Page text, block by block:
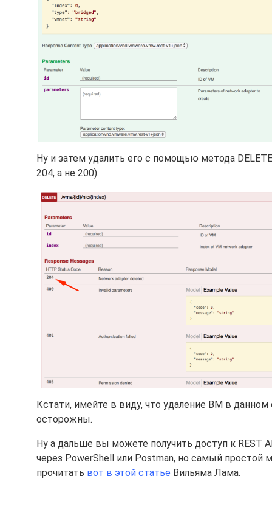
Ну и затем удалить его с помощью метода
204, а не 200):
Кстати, имейте в виду, что удаление ВМ в
осторожны.
Ну а дальше вы можете получить доступ к REST
через PowerShell или Postman, но самый простой
прочитать вот в этой статье Вильяма Лама.